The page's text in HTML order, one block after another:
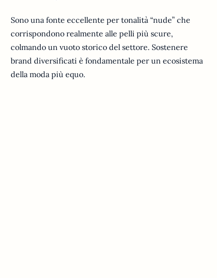
Sono una fonte eccellente per tonalità “nude” che
corrispondono realmente alle pelli più scure,
colmando un vuoto storico del settore. Sostenere
brand diversificati è fondamentale per un ecosistema
della moda più equo.